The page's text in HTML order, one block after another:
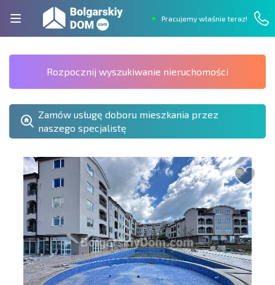
Pracujemy właśnie teraz!
Rozpocznij wyszukiwanie nieruchomości
Zamów usługę doboru mieszkania przez
naszego specjalistę